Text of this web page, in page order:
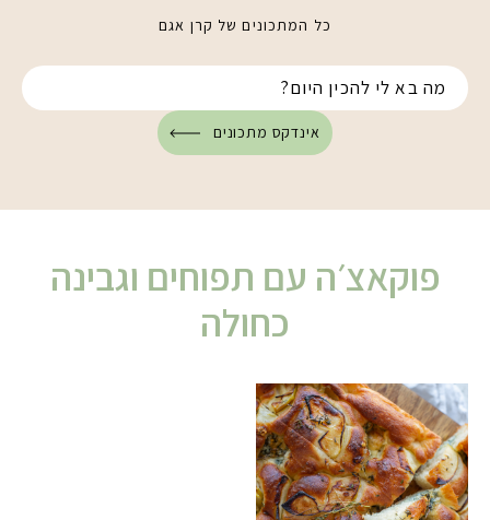
כל המתכונים של קרן אגם
אינדקס מתכונים
פוקאצ׳ה עם תפוחים וגבינה
כחולה